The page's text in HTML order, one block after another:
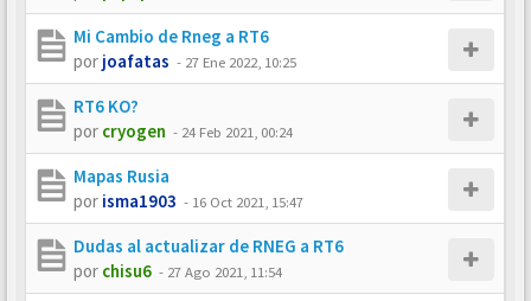
Mi Cambio de Rneg a RT6
por joafatas - 27 Ene 2022, 10:25
RT6 KO?
por cryogen - 24 Feb 2021, 00:24
Mapas Rusia
por isma1903 - 16 Oct 2021, 15:47
Dudas al actualizar de RNEG a RT6
por chisu6 - 27 Ago 2021, 11:54